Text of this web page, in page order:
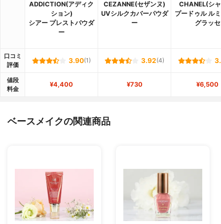
ADDICTION(アディク
ション)
シアー プレストパウダ
ー
CEZANNE(セザンヌ)
UVシルクカバーパウダ
ー
CHANEL(シ
プードゥル ル
グラッセ
口コミ
評価
3.90(1) 3.92(4)
値段
料金
¥4,400 ¥730 ¥6,500
ベースメイクの関連商品